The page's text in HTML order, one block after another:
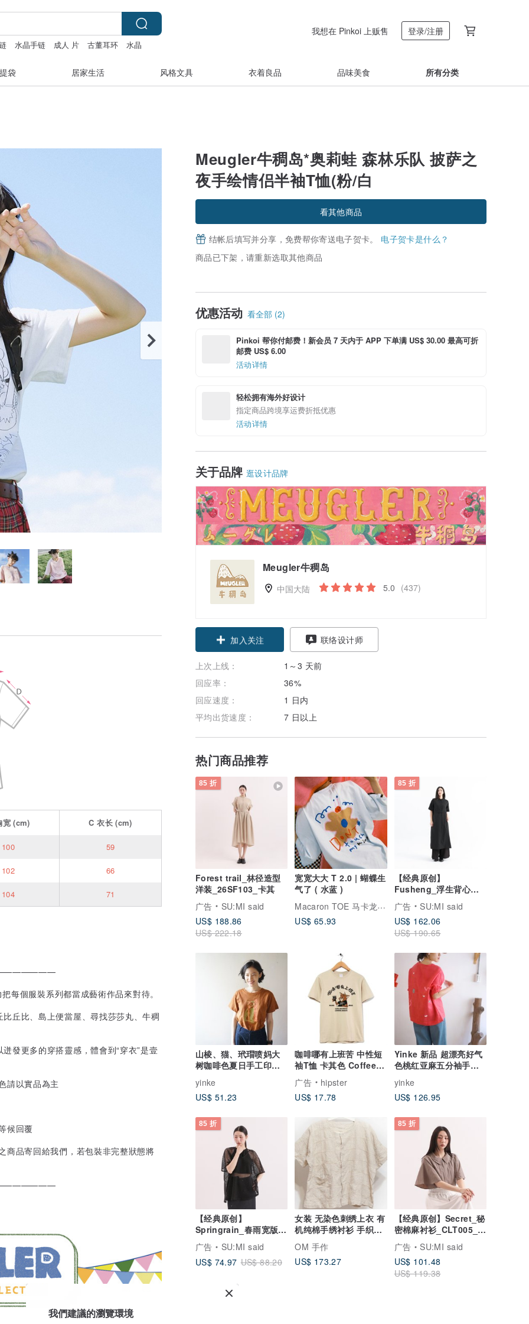
水晶手链 成人 片 古董耳环 水晶
我想在 Pinkoi 上贩售 登录/注册
袋 居家生活 风格文具 衣着良品 品味美食 所有分类
Meugler牛稠岛*奥莉蛙 森林乐队 披萨之
夜手绘情侣半袖T恤(粉/白
看其他商品
结帐后填写并分享，免费帮你寄送电子贺卡。 电子贺卡是什么？
商品已下架，请重新选取其他商品
优惠活动 看全部 (2)
Pinkoi 帮你付邮费！新会员 7 天内于 APP 下单满 US$ 30.00 最高可折
邮费 US$ 6.00
活动详情
轻松拥有海外好设计
指定商品跨境享运费折抵优惠
活动详情
关于品牌 逛设计品牌
Meugler牛稠岛
中国大陆 5.0 (437)
领优惠券
加入关注
联络设计师
上次上线：
1～3 天前
回应率：
36%
回应速度：
1 日内
平均出货速度：
7 日以上
热门商品推荐
85 折
Forest trail_林径造型
洋装_26SF103_卡其
广告
SU:MI said
US$ 188.86
US$ 222.18
宽宽大大 T 2.0 | 蝴蝶生
气了 ( 水蓝 )
Macaron TOE 马卡龙脚趾
US$ 65.93
85 折
【经典原创】
Fusheng_浮生背心式
洋装_CLD030_黑
广告
SU:MI said
US$ 162.06
US$ 190.65
山棱、猫、玳瑁喷妈大
树咖啡色夏日手工印花
短袖纯棉上衣
yinke
US$ 51.23
咖啡哪有上班苦 中性短
袖T恤 卡其色 Coffee礼
物工作职场快速出货
广告
hipster
US$ 17.78
Yinke 新品 超漂亮好气
色桃红亚麻五分袖手工
制作宽宽上衣
yinke
US$ 126.95
85 折
【经典原创】
Springrain_春雨宽版上
衣_CLT026_黑
广告
SU:MI said
US$ 74.97 US$ 88.20
女装 无染色刺绣上衣 有
机纯棉手绣衬衫 手织布
短袖刺子绣 - 几何学
OM 手作
US$ 173.27
85 折
【经典原创】Secret_秘
密棉麻衬衫_CLT005_亚
麻灰
广告
SU:MI said
US$ 101.48
US$ 119.38
宽(cm) C衣长(cm)
100 59
102 66
104 71
每個服裝系列都當成藝術作品來對待。
丘比、島上便當屋、尋找莎莎丸、牛稠
發更多的穿搭靈感，體會到“穿衣”是壹
請以實品為主
候回覆
商品寄回給我們，若包裝非完整狀態將
我們建議的瀏覽環境